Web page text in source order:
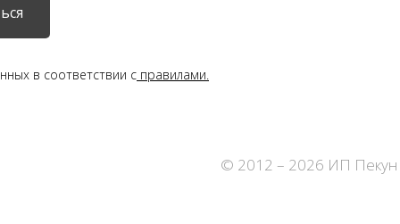
в соответствии с правилами.
© 2012 – 2026 ИП Пекун